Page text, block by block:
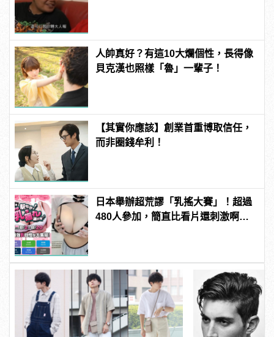
人帥真好？有這10大爛個性，長得像
貝克漢也照樣「魯」一輩子！
【其實你應該】創業首重博取信任，
而非圈錢牟利！
日本舉辦超荒謬「乳搖大賽」！超過
480人參加，簡直比看片還刺激啊！ |